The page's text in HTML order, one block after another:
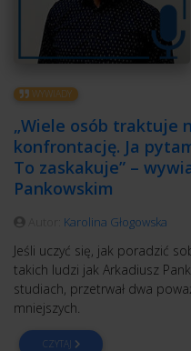
WYWIADY
„Wiele osób traktuje
konfrontację. Ja
To zaskakuje” –
Pankowskim
Karolina Głogowska
Jeśli uczyć się, jak poradzić
takich ludzi jak Arkadiusz
studiach, przetrwał dwa
mniejszych.
CZYTAJ